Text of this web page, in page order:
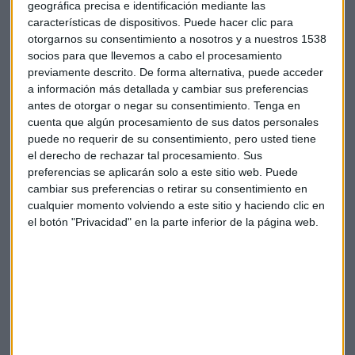
geográfica precisa e identificación mediante las
características de dispositivos. Puede hacer clic para
otorgarnos su consentimiento a nosotros y a nuestros 1538
socios para que llevemos a cabo el procesamiento
previamente descrito. De forma alternativa, puede acceder
a información más detallada y cambiar sus preferencias
antes de otorgar o negar su consentimiento. Tenga en
cuenta que algún procesamiento de sus datos personales
puede no requerir de su consentimiento, pero usted tiene
el derecho de rechazar tal procesamiento. Sus
preferencias se aplicarán solo a este sitio web. Puede
cambiar sus preferencias o retirar su consentimiento en
cualquier momento volviendo a este sitio y haciendo clic en
el botón "Privacidad" en la parte inferior de la página web.
Economía Finanzas Libra
Suscríbete a nuestros boletines
Te enviaremos las noticias más importantes del día